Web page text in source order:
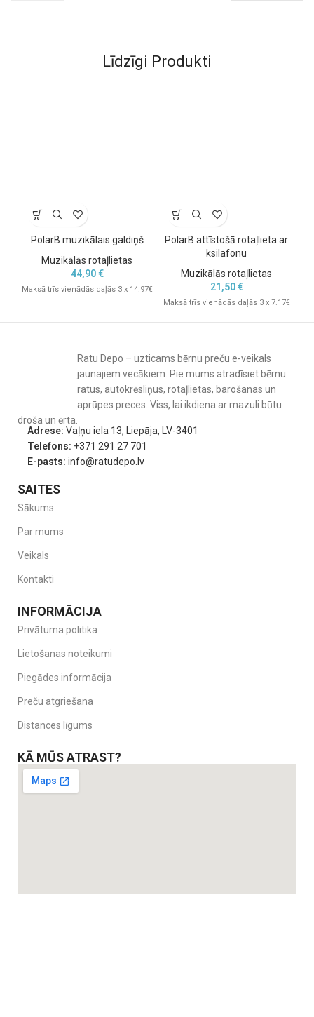
Līdzīgi Produkti
PolarB muzikālais galdiņš
Muzikālās rotaļlietas
44,90€
Maksā trīs vienādās daļās 3 x 14.97€
PolarB attīstošā rotaļlieta ar
ksilafonu
Muzikālās rotaļlietas
21,50€
Maksā trīs vienādās daļās 3 x 7.17€
Ratu Depo – uzticams bērnu preču e-veikals
jaunajiem vecākiem. Pie mums atradīsiet bērnu
ratus, autokrēsliņus, rotaļlietas, barošanas un
aprūpes preces. Viss, lai ikdiena ar mazuli būtu
droša un ērta.
Adrese: Vaļņu iela 13, Liepāja, LV-3401
Telefons: +371 291 27 701
E-pasts: info@ratudepo.lv
SAITES
Sākums
Par mums
Veikals
Kontakti
INFORMĀCIJA
Privātuma politika
Lietošanas noteikumi
Piegādes informācija
Preču atgriešana
Distances līgums
KĀ MŪS ATRAST?